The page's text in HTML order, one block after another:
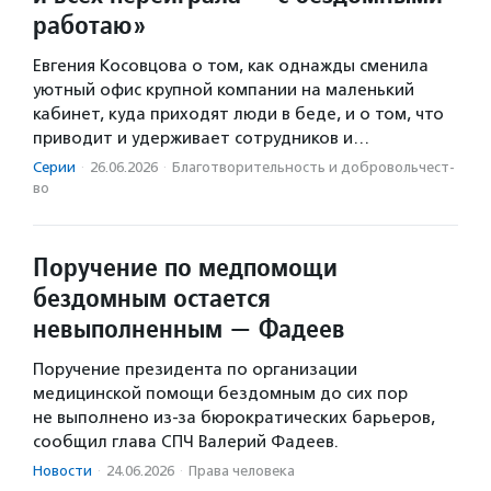
работаю»
Евгения Косовцова о том, как однажды сменила
уютный офис крупной компании на маленький
кабинет, куда приходят люди в беде, и о том, что
приводит и удерживает сотрудников и…
Серии · 26.06.2026 · Благотвори­тель­ность и доброволь­чест­
во
Поручение по медпомощи
бездомным остается
невыполненным — Фадеев
Поручение президента по организации
медицинской помощи бездомным до сих пор
не выполнено из-за бюрократических барьеров,
сообщил глава СПЧ Валерий Фадеев.
Новости · 24.06.2026 · Права человека